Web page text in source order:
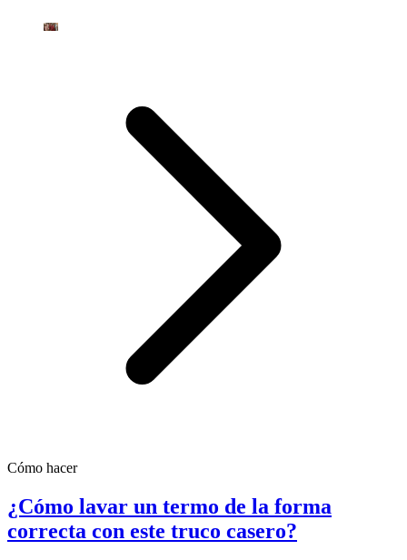
Cómo hacer
¿Cómo lavar un termo de la forma
correcta con este truco casero?